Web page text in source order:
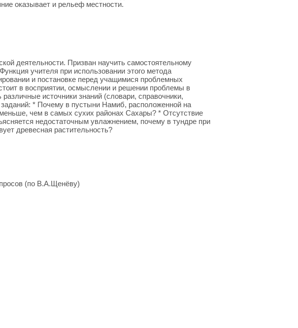
оказывает и рельеф местности.
деятельности. Призван научить самостоятельному
учителя при использовании этого метода
и постановке перед учащимися проблемных
в восприятии, осмыслении и решении проблемы в
источники знаний (словари, справочники,
* Почему в пустыни Намиб, расположенной на
чем в самых сухих районах Сахары? * Отсутствие
недостаточным увлажнением, почему в тундре при
древесная растительность?
(по В.А.Щенёву)